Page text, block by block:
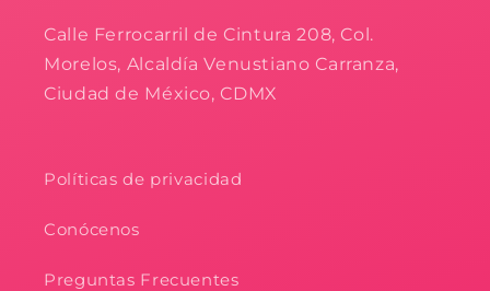
Calle Ferrocarril de Cintura 208, Col.
Morelos, Alcaldía Venustiano Carranza,
Ciudad de México, CDMX
Políticas de privacidad
Conócenos
Preguntas Frecuentes